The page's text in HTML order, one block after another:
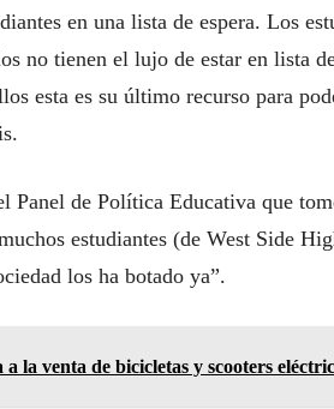
en una lista de espera. Los
no tienen el lujo de estar en lista
esta es su último recurso para
Panel de Política Educativa que
estudiantes (de West Side
los ha botado ya”.
la venta de bicicletas y scooters